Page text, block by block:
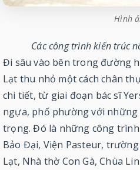
Hình
Các công trình kiến trúc
Đi sâu vào bên trong đường
Lạt thu nhỏ một cách chân
chi tiết, từ giai đoạn bác sĩ
ngựa, phố phường với
trọng. Đó là những công
Bảo Đại, Viện Pasteur,
Lạt, Nhà thờ Con Gà, Chùa